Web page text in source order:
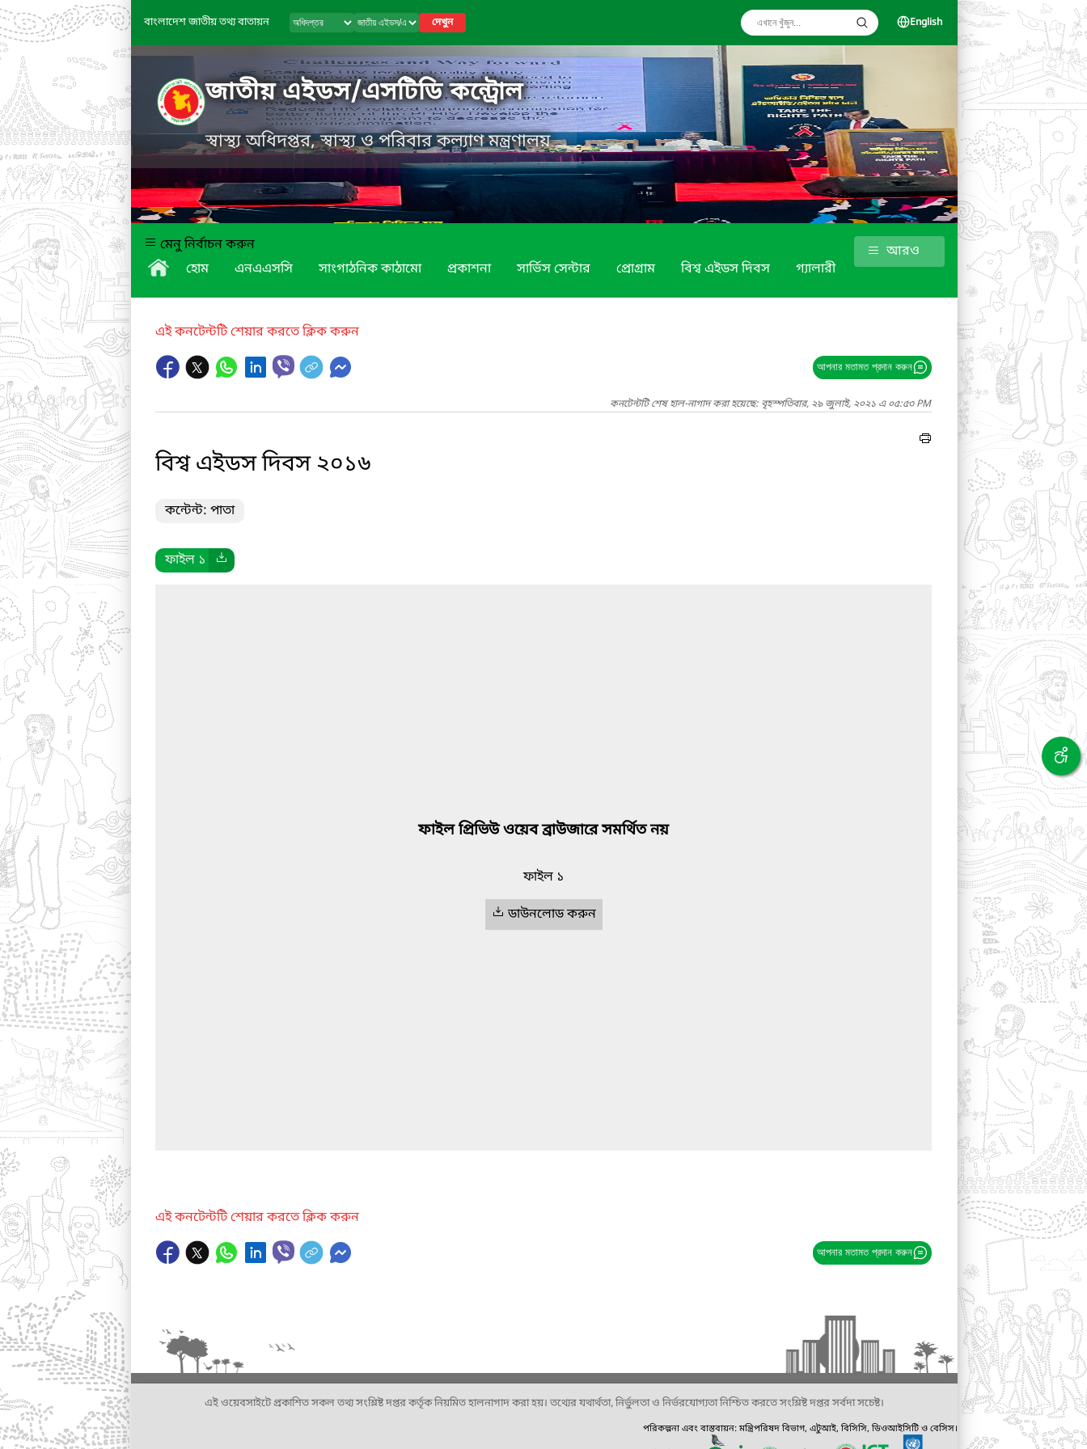
বাংলাদেশ জাতীয় তথ্য বাতায়ন দেখুন English
জাতীয় এইডস/এসটিডি কন্ট্রোল
স্বাস্থ্য অধিদপ্তর, স্বাস্থ্য ও পরিবার কল্যাণ মন্ত্রণালয়
মেনু নির্বাচন করুন
হোম
এনএএসসি সাংগাঠনিক কাঠামো প্রকাশনা সার্ভিস সেন্টার প্রোগ্রাম বিশ্ব এইডস দিবস গ্যালারী
আরও
এই কনটেন্টটি শেয়ার করতে ক্লিক করুন
আপনার মতামত প্রদান করুন
কনটেন্টটি শেষ হাল-নাগাদ করা হয়েছে: বৃহস্পতিবার, ২৯ জুলাই, ২০২১ এ ০৫:৫৩ PM
বিশ্ব এইডস দিবস ২০১৬
কন্টেন্ট: পাতা
ফাইল ১
ফাইল প্রিভিউ ওয়েব ব্রাউজারে সমর্থিত নয়
ফাইল ১
ডাউনলোড করুন
এই কনটেন্টটি শেয়ার করতে ক্লিক করুন
আপনার মতামত প্রদান করুন
এই ওয়েবসাইটে প্রকাশিত সকল তথ্য সংশ্লিষ্ট দপ্তর কর্তৃক নিয়মিত হালনাগাদ করা হয়। তথ্যের যথার্থতা, নির্ভুলতা ও নির্ভরযোগ্যতা নিশ্চিত করতে সংশ্লিষ্ট দপ্তর সর্বদা সচেষ্ট।
পরিকল্পনা এবং বাস্তবায়ন: মন্ত্রিপরিষদ বিভাগ, এটুআই, বিসিসি, ডিওআইসিটি ও বেসিস।